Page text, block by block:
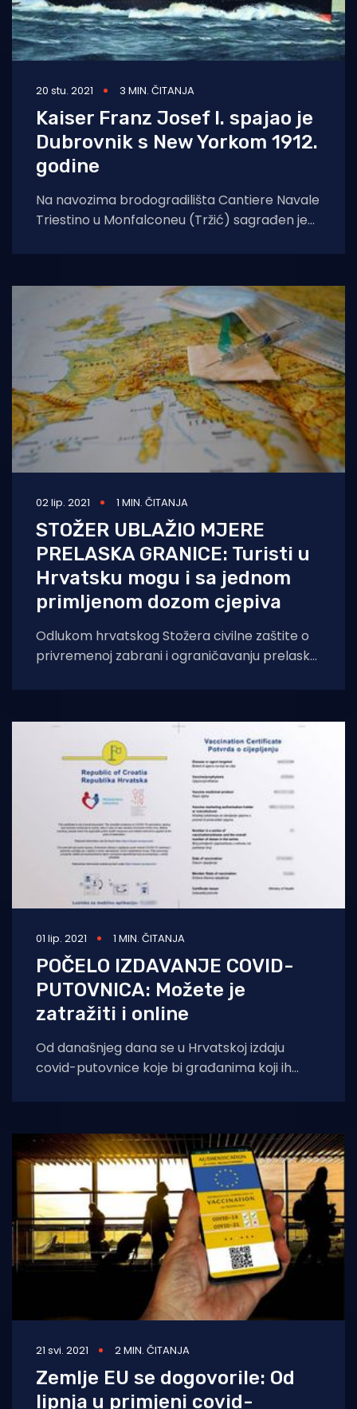
20 stu. 2021 3 MIN. ČITANJA
Kaiser Franz Josef I. spajao je
Dubrovnik s New Yorkom 1912.
godine
Na navozima brodogradilišta Cantiere Navale
Triestino u Monfalconeu (Tržić) sagrađen je
Navigazione putnički brod
02 lip. 2021 1 MIN. ČITANJA
STOŽER UBLAŽIO MJERE
PRELASKA GRANICE: Turisti u
Hrvatsku mogu i sa jednom
primljenom dozom cjepiva
Odlukom hrvatskog Stožera civilne zaštite o
privremenoj zabrani i ograničavanju prelaska
mjere prelaska
01 lip. 2021 1 MIN. ČITANJA
POČELO IZDAVANJE COVID-
PUTOVNICA: Možete je
zatražiti i online
Od današnjeg dana se u Hrvatskoj izdaju
covid-putovnice koje bi građanima koji ih
prelaska
21 svi. 2021 2 MIN. ČITANJA
Zemlje EU se dogovorile: Od
lipnja u primjeni covid-